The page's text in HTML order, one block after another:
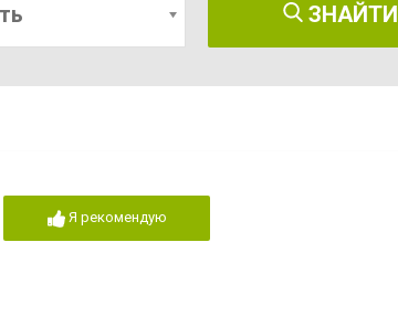
ЗНАЙТИ
Я рекомендую